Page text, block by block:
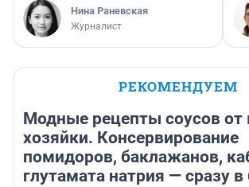
Нина Раневская
Журналист
РЕКОМЕНДУЕМ
Модные рецепты соусов от
хозяйки. Консервирование
помидоров, баклажанов,
глутамата натрия — сразу в